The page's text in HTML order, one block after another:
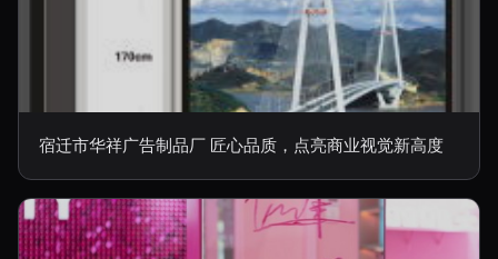
宿迁市华祥广告制品厂 匠心品质，点亮商业视觉新高度